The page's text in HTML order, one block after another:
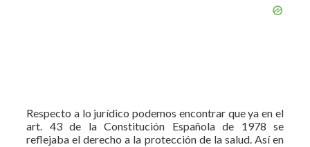
Respecto a lo jurídico podemos encontrar que ya en el
art. 43 de la Constitución Española de 1978 se
reflejaba el derecho a la protección de la salud. Así en